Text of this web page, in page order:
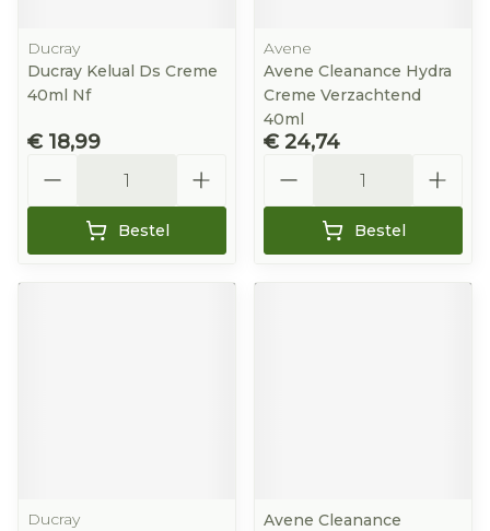
Ducray
Ducray Kelual Ds Creme
40ml Nf
€ 18,99
Bestel
Avene
Avene Cleanance Hydra
Creme Verzachtend
40ml
€ 24,74
Bestel
Ducray
Avene Cleanance